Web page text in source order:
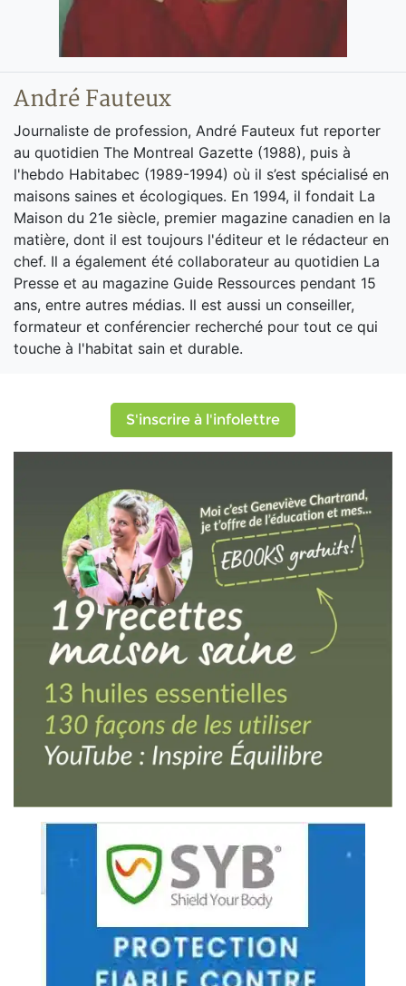
André Fauteux
Journaliste de profession, André Fauteux fut reporter
au quotidien The Montreal Gazette (1988), puis à
l'hebdo Habitabec (1989-1994) où il s’est spécialisé en
maisons saines et écologiques. En 1994, il fondait La
Maison du 21e siècle, premier magazine canadien en la
matière, dont il est toujours l'éditeur et le rédacteur en
chef. Il a également été collaborateur au quotidien La
Presse et au magazine Guide Ressources pendant 15
ans, entre autres médias. Il est aussi un conseiller,
formateur et conférencier recherché pour tout ce qui
touche à l'habitat sain et durable.
S'inscrire à l'infolettre